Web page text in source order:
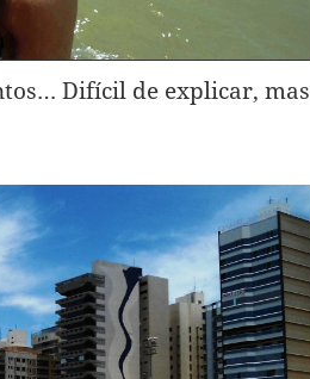
Difícil de explicar, mas